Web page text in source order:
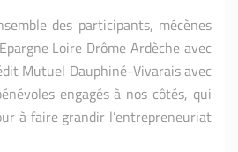
des participants, mécènes
Loire Drôme Ardèche avec
Mutuel Dauphiné-Vivarais avec
engagés à nos côtés, qui
à faire grandir l’entrepreneuriat